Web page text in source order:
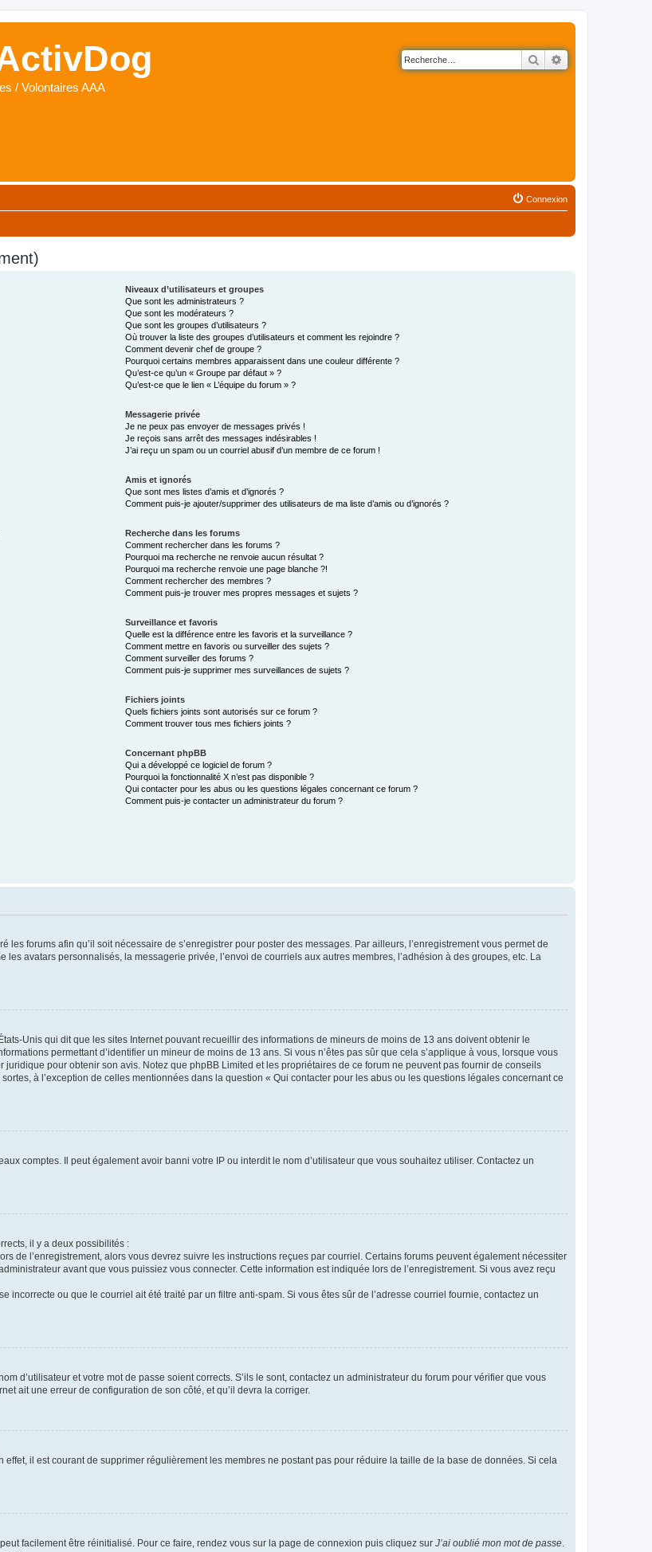
/ Volontaires AAA
Rechercher
Connexion
Niveaux d’utilisateurs et groupes
Que sont les administrateurs ?
Que sont les modérateurs ?
Que sont les groupes d’utilisateurs ?
Où trouver la liste des groupes d’utilisateurs et comment les rejoindre ?
Comment devenir chef de groupe ?
Pourquoi certains membres apparaissent dans une couleur différente ?
Qu’est-ce qu’un « Groupe par défaut » ?
Qu’est-ce que le lien « L’équipe du forum » ?
Messagerie privée
Je ne peux pas envoyer de messages privés !
Je reçois sans arrêt des messages indésirables !
J’ai reçu un spam ou un courriel abusif d’un membre de ce forum !
Amis et ignorés
Que sont mes listes d’amis et d’ignorés ?
Comment puis-je ajouter/supprimer des utilisateurs de ma liste d’amis ou d’ignorés ?
Recherche dans les forums
Comment rechercher dans les forums ?
Pourquoi ma recherche ne renvoie aucun résultat ?
Pourquoi ma recherche renvoie une page blanche ?!
Comment rechercher des membres ?
Comment puis-je trouver mes propres messages et sujets ?
Surveillance et favoris
Quelle est la différence entre les favoris et la surveillance ?
Comment mettre en favoris ou surveiller des sujets ?
Comment surveiller des forums ?
Comment puis-je supprimer mes surveillances de sujets ?
Fichiers joints
Quels fichiers joints sont autorisés sur ce forum ?
Comment trouver tous mes fichiers joints ?
Concernant phpBB
Qui a développé ce logiciel de forum ?
Pourquoi la fonctionnalité X n’est pas disponible ?
Qui contacter pour les abus ou les questions légales concernant ce forum ?
Comment puis-je contacter un administrateur du forum ?
forums afin qu’il soit nécessaire de s’enregistrer pour poster des messages. Par ailleurs, l’enregistrement vous permet de
avatars personnalisés, la messagerie privée, l’envoi de courriels aux autres membres, l’adhésion à des groupes, etc. La
Unis qui dit que les sites Internet pouvant recueillir des informations de mineurs de moins de 13 ans doivent obtenir le
permettant d’identifier un mineur de moins de 13 ans. Si vous n’êtes pas sûr que cela s’applique à vous, lorsque vous
pour obtenir son avis. Notez que phpBB Limited et les propriétaires de ce forum ne peuvent pas fournir de conseils
à l’exception de celles mentionnées dans la question « Qui contacter pour les abus ou les questions légales concernant ce
comptes. Il peut également avoir banni votre IP ou interdit le nom d’utilisateur que vous souhaitez utiliser. Contactez un
il y a deux possibilités :
de l’enregistrement, alors vous devrez suivre les instructions reçues par courriel. Certains forums peuvent également nécessiter
avant que vous puissiez vous connecter. Cette information est indiquée lors de l’enregistrement. Si vous avez reçu
incorrecte ou que le courriel ait été traité par un filtre anti-spam. Si vous êtes sûr de l’adresse courriel fournie, contactez un
d’utilisateur et votre mot de passe soient corrects. S’ils le sont, contactez un administrateur du forum pour vérifier que vous
ait une erreur de configuration de son côté, et qu’il devra la corriger.
effet, il est courant de supprimer régulièrement les membres ne postant pas pour réduire la taille de la base de données. Si cela
facilement être réinitialisé. Pour ce faire, rendez vous sur la page de connexion puis cliquez sur J’ai oublié mon mot de passe.